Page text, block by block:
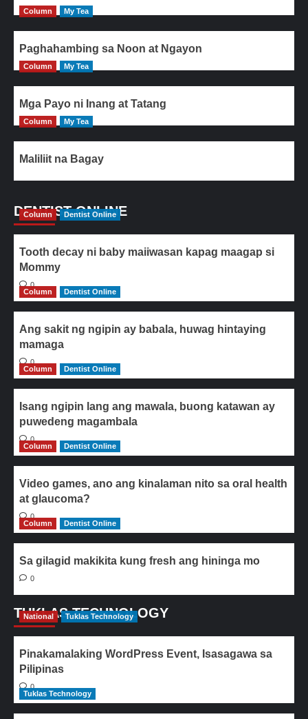
Column My Tea
Paghahambing sa Noon at Ngayon
Column My Tea
Mga Payo ni Inang at Tatang
Column My Tea
Maliliit na Bagay
DENTIST ONLINE
Column Dentist Online
Tooth decay ni baby maiiwasan kapag maagap si
Mommy
0
Column
Dentist Online
Ang sakit ng ngipin ay babala, huwag hintaying
mamaga
0
Column
Dentist Online
Isang ngipin lang ang mawala, buong katawan ay
puwedeng magambala
0
Column
Dentist Online
Video games, ano ang kinalaman nito sa oral health
at glaucoma?
0
Column
Dentist Online
Sa gilagid makikita kung fresh ang hininga mo
0
TUKLAS TECHNOLOGY
National Tuklas Technology
Pinakamalaking WordPress Event, Isasagawa sa
Pilipinas
0
Tuklas Technology